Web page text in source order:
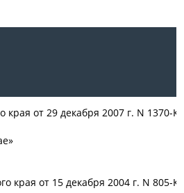
края от 29 декабря 2007 г. N
края от 15 декабря 2004 г. N